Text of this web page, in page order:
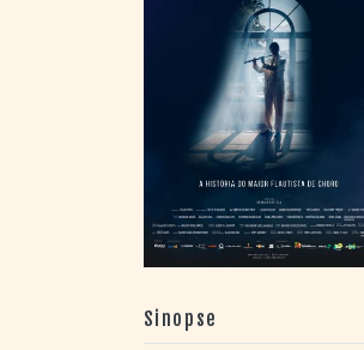
Sinopse